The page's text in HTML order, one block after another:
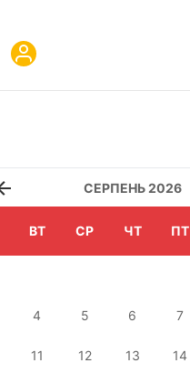
СЕРПЕНЬ 2026
ВТ СР ЧТ ПТ
4 5 6 7
11 12 13 14